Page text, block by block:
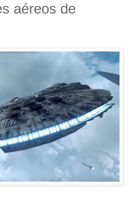
aéreos de